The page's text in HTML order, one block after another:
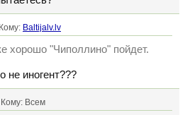
Baltijalv.lv
хорошо "Чиполлино" пойдет.
не иногент???
Кому: Всем